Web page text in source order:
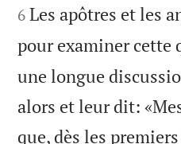
6 Les apôtres et les
pour examiner cette
une longue
alors et leur dit:
que, dès les